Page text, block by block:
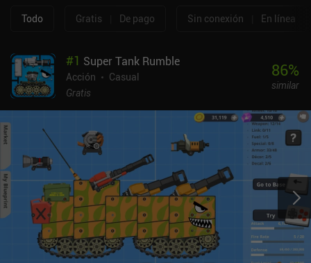
Todo Gratis De pago Sin conexión En línea
#1 Super Tank Rumble
Acción
Casual
Gratis
86%
similar